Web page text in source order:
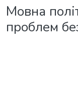
Мовна
проблем